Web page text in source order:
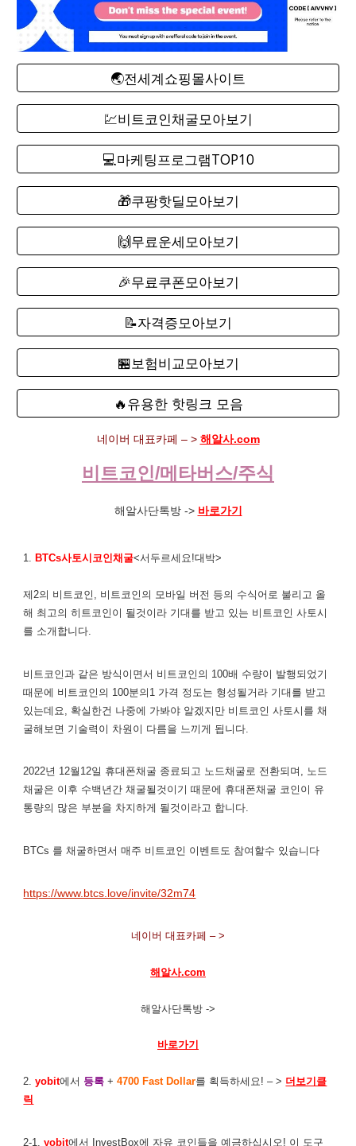
🌏전세계쇼핑몰사이트
💹비트코인채굴모아보기
💻마케팅프로그램TOP10
🎁쿠팡핫딜모아보기
🙌무료운세모아보기
🎉무료쿠폰모아보기
📝자격증모아보기
🏪보험비교모아보기
🔥유용한 핫링크 모음
네이버 대표카페 – > 해알사.com
비트코인/메타버스/주식
해알사단톡방 -> 바로가기
1. BTCs사토시코인채굴<서두르세요!대박>
제2의 비트코인, 비트코인의 모바일 버전 등의 수식어로 불리고 올
해 최고의 히트코인이 될것이라 기대를 받고 있는 비트코인 사토시
를 소개합니다.
비트코인과 같은 방식이면서 비트코인의 100배 수량이 발행되었기
때문에 비트코인의 100분의1 가격 정도는 형성될거라 기대를 받고
있는데요, 확실한건 나중에 가봐야 알겠지만 비트코인 사토시를 채
굴해보면 기술력이 차원이 다름을 느끼게 됩니다.
2022년 12월12일 휴대폰채굴 종료되고 노드채굴로 전환되며, 노드
채굴은 이후 수백년간 채굴될것이기 때문에 휴대폰채굴 코인이 유
통량의 많은 부분을 차지하게 될것이라고 합니다.
BTCs 를 채굴하면서 매주 비트코인 이벤트도 참여할수 있습니다
https://www.btcs.love/invite/32m74
네이버 대표카페 – >
해알사.com
해알사단톡방 ->
바로가기
2.yobit에서 등록 +4700 Fast Dollar를 획득하세요! – > 더보기클
릭
2-1.yobit에서 InvestBox에 자유 코인들을 예금하십시오! 이 도구